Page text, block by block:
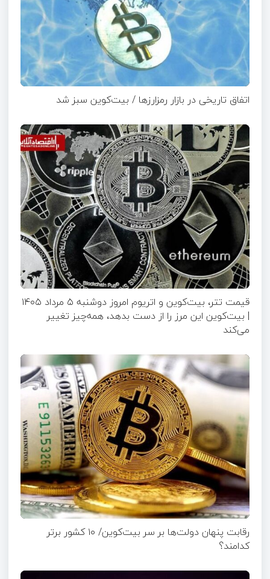
اتفاق تاریخی در بازار رمزارزها / بیت‌کوین سبز شد
قیمت تتر، بیت‌کوین و اتریوم امروز دوشنبه ۵ مرداد ۱۴۰۵
| بیت‌کوین این مرز را از دست بدهد، همه‌چیز تغییر
می‌کند
رقابت پنهان دولت‌ها بر سر بیت‌کوین/ ۱۰ کشور برتر
کدامند؟